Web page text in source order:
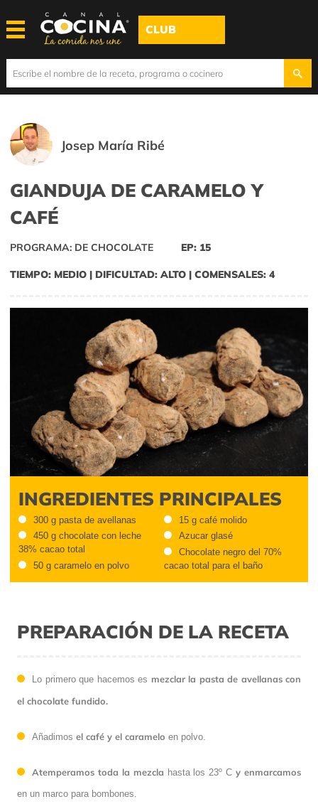
CLUB
Josep María Ribé
GIANDUJA DE CARAMELO Y
CAFÉ
PROGRAMA: DE CHOCOLATE EP: 15
TIEMPO: MEDIO | DIFICULTAD: ALTO | COMENSALES: 4
INGREDIENTES PRINCIPALES
300 g pasta de avellanas
450 g chocolate con leche
38% cacao total
50 g caramelo en polvo
15 g café molido
Azucar glasé
Chocolate negro del 70%
cacao total para el baño
PREPARACIÓN DE LA RECETA
Lo primero que hacemos es mezclar la pasta de avellanascon
el chocolate fundido.
Añadimos el café y el caramelo en polvo.
Atemperamos toda la mezcla hasta los 23º Cy enmarcamos
en un marco para bombones.